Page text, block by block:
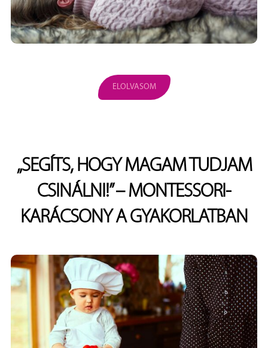
ELOLVASOM
„SEGÍTS, HOGY MAGAM TUDJAM
CSINÁLNI!” – MONTESSORI-
KARÁCSONY A GYAKORLATBAN